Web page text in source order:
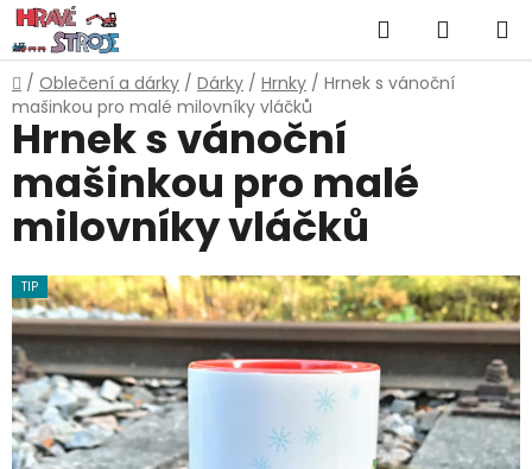
Přejít
na
obsah
Hledat
KOŠÍK
Domů
/ Oblečení a dárky / Dárky / Hrnky / Hrnek s vánoční
mašinkou pro malé milovníky vláčků
Hrnek s vánoční
mašinkou pro malé
milovníky vláčků
TIP